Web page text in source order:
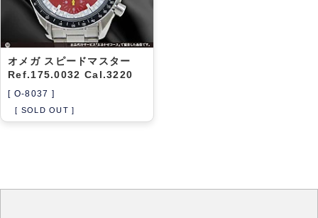
オメガ スピードマスター
Ref.175.0032 Cal.3220
[ O-8037 ]
[ SOLD OUT ]